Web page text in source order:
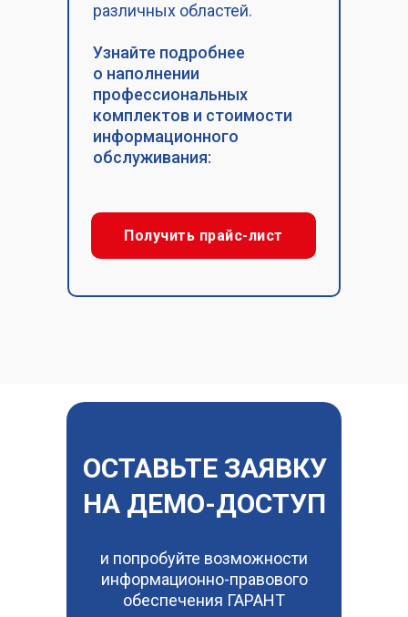
Получить прайс-лист
различных областей.
Узнайте подробнее
о наполнении
профессиональных
комплектов и стоимости
информационного
обслуживания:
и попробуйте возможности
информационно-правового
обеспечения ГАРАНТ
ОСТАВЬТЕ ЗАЯВКУ
НА ДЕМО-ДОСТУП